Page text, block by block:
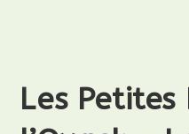
Les